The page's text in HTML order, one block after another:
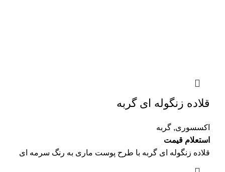
قلاده زنگوله ای گربه
اکسسوری, گربه
استعلام قیمت
قلاده زنگوله ای گربه با طرح پوست ماری به رنگ سرمه ای